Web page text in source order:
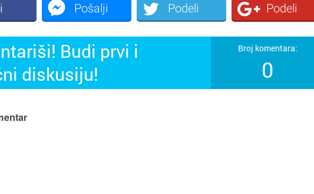
Pošalji Podeli Podeli
Budi prvi i
diskusiju!
Broj komentara:
0